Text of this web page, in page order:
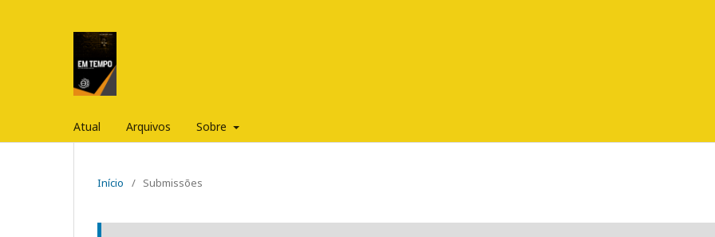
Atual Arquivos Sobre
Início / Submissões